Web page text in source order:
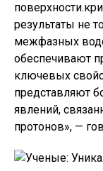
результаты не
межфазных
обеспечивают
ключевых
представляют
явлений,
протонов», —